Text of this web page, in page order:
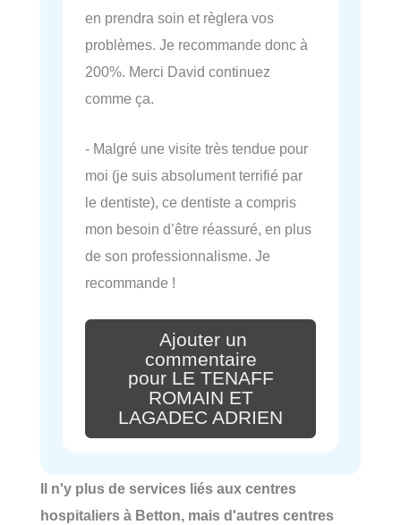
en prendra soin et règlera vos
problèmes. Je recommande donc à
200%. Merci David continuez
comme ça.
- Malgré une visite très tendue pour
moi (je suis absolument terrifié par
le dentiste), ce dentiste a compris
mon besoin d’être réassuré, en plus
de son professionnalisme. Je
recommande !
Ajouter un
commentaire
pour LE TENAFF
ROMAIN ET
LAGADEC ADRIEN
Il n'y plus de services liés aux centres
hospitaliers à Betton, mais d'autres centres